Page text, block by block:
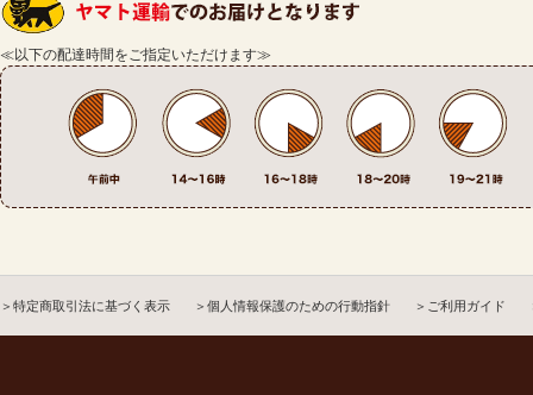
≪以下の配達時間をご指定いただけます≫
＞特定商取引法に基づく表示 ＞個人情報保護のための行動指針 ＞ご利用ガイド